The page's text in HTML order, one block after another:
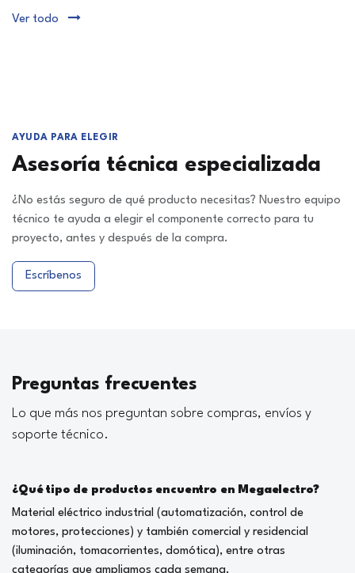
Ver todo
AYUDA PARA ELEGIR
Asesoría técnica especializada
¿No estás seguro de qué producto necesitas? Nuestro equipo
técnico te ayuda a elegir el componente correcto para tu
proyecto, antes y después de la compra.
Escríbenos
Preguntas frecuentes
Lo que más nos preguntan sobre compras, envíos y
soporte técnico.
¿Qué tipo de productos encuentro en Megaelectro?
Material eléctrico industrial (automatización, control de
motores, protecciones) y también comercial y residencial
(iluminación, tomacorrientes, domótica), entre otras
categorías que ampliamos cada semana.